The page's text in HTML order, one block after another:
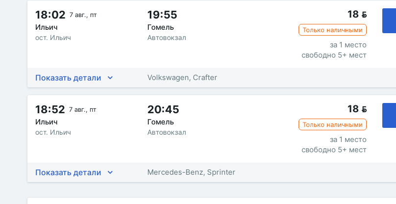
18:02 7 авг., пт
Ильич
ост. Ильич
19:55
Гомель
Автовокзал
18 
Только наличными
за 1 место
свободно 5+ мест
Показать детали Volkswagen, Crafter
18:52 7 авг., пт
Ильич
ост. Ильич
20:45
Гомель
Автовокзал
18 
Только наличными
за 1 место
свободно 5+ мест
Показать детали Mercedes-Benz, Sprinter